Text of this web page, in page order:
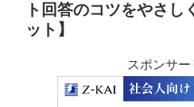
ト回答のコツをやさし
ット】
スポンサー